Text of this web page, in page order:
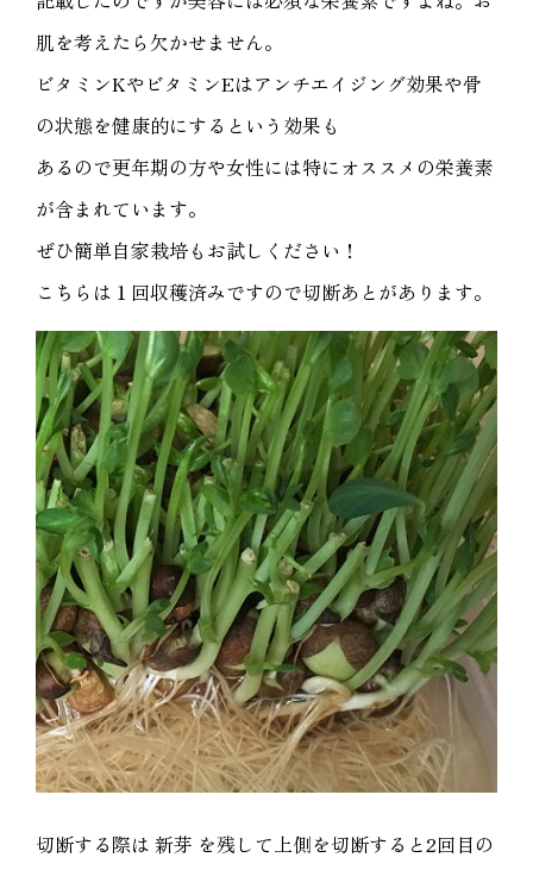
肌を考えたら欠かせません。
ビタミンKやビタミンEはアンチエイジング効果や骨
の状態を健康的にするという効果も
あるので更年期の方や女性には特にオススメの栄養素
が含まれています。
ぜひ簡単自家栽培もお試しください！
こちらは１回収穫済みですので切断あとがあります。
切断する際は 新芽 を残して上側を切断すると2回目の